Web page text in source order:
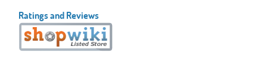
Ratings and Reviews